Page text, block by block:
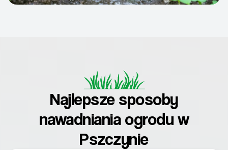
Najlepsze sposoby
nawadniania ogrodu w
Pszczynie